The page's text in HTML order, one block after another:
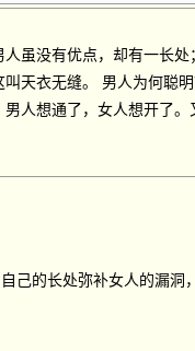
虽没有优点，却有一长
叫天衣无缝。 男人为何聪
人想通了，女人想开了
己的长处弥补女人的漏洞